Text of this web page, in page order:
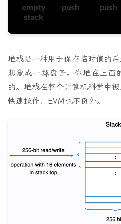
堆栈是一种用于保存临时值的
想象成一摞盘子。你堆在上面
的。堆栈在整个计算机科学中
快速操作，EVM也不例外。